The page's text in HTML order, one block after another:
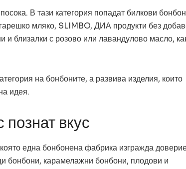
В тази категория попадат билкови
мляко, SLIMBO, ДИА продукти без
близалки с розово или лавандулово масло,
на бонбоните, а развива изделия, които
идея.
вкус
една бонбонена фабрика изгражда
бонбони, карамелажни бонбони, плодови и